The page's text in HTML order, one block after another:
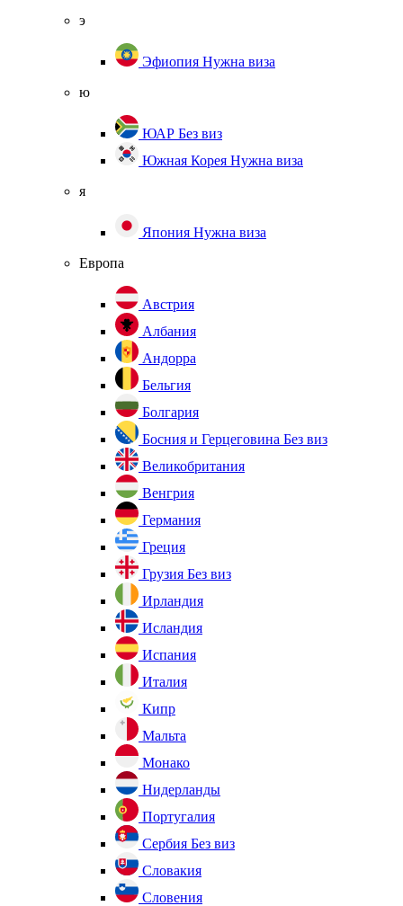
э
Эфиопия Нужна виза
ю
ЮАР Без виз
Южная Корея Нужна виза
я
Япония Нужна виза
Европа
Австрия
Албания
Андорра
Бельгия
Болгария
Босния и Герцеговина Без виз
Великобритания
Венгрия
Германия
Греция
Грузия Без виз
Ирландия
Исландия
Испания
Италия
Кипр
Мальта
Монако
Нидерланды
Португалия
Сербия Без виз
Словакия
Словения